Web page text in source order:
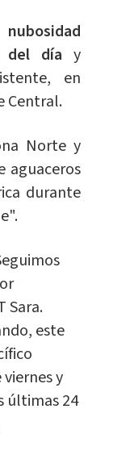
nubosidad
del día y
en
Central.
Norte y
aguaceros
durante
Sara.
este
y
últimas 24